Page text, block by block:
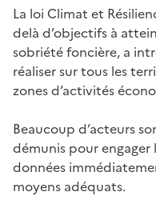
La loi Climat et
delà d’objectifs à
sobriété foncière, a
réaliser sur tous les
zones d’activités
Beaucoup d’acteurs
démunis pour
données
moyens adéquats.